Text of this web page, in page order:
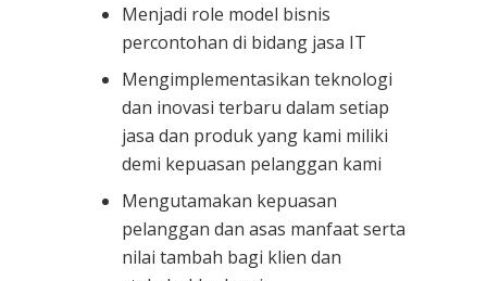
Menjadi role model bisnis
percontohan di bidang jasa IT
Mengimplementasikan teknologi
dan inovasi terbaru dalam setiap
jasa dan produk yang kami miliki
demi kepuasan pelanggan kami
Mengutamakan kepuasan
pelanggan dan asas manfaat serta
nilai tambah bagi klien dan